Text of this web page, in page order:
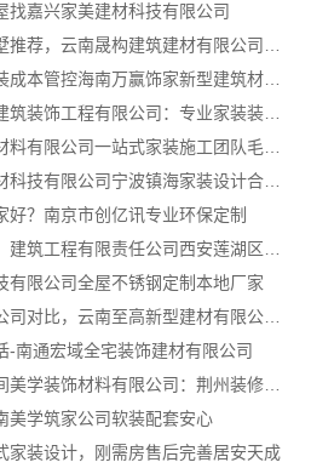
找嘉兴家美建材科技有限公司
万赢饰家直营家装成本管控海南万赢饰家新型建筑材料有限公司
佛山市雅居美家建筑装饰工程有限公司：专业家装装修哪家专业
宁波雅美和居建材科技有限公司宁波镇海家装设计合作联系方式，欢迎来电预约
好？南京市创亿讯专业环保定制
有限公司全屋不锈钢定制本地厂家
五华一站式装修公司对比，云南至高新型建材有限公司口碑领先
-南通宏域全宅装饰建材有限公司
湖北百年米莱空间美学装饰材料有限公司：荆州装修公司打造梦幻婚房
美学筑家公司软装配套安心
家装设计，刚需房售后完善居安天成